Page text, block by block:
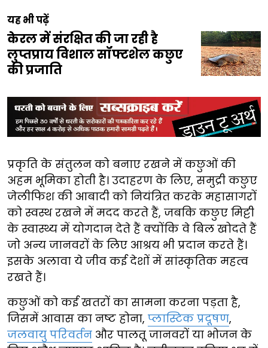
यह भी पढ़ें
केरल में संरक्षित की जा रही है
लुप्तप्राय विशाल सॉफ्टशेल कछुए
की प्रजाति
प्रकृति के संतुलन को बनाए रखने में कछुओं की
अहम भूमिका होती है। उदाहरण के लिए, समुद्री कछुए
जेलीफिश की आबादी को नियंत्रित करके महासागरों
को स्वस्थ रखने में मदद करते हैं, जबकि कछुए मिट्टी
के स्वास्थ्य में योगदान देते हैं क्योंकि वे बिल खोदते हैं
जो अन्य जानवरों के लिए आश्रय भी प्रदान करते हैं।
इसके अलावा ये जीव कई देशों में सांस्कृतिक महत्व
रखते हैं।
कछुओं को कई खतरों का सामना करना पड़ता है,
जिसमें आवास का नष्ट होना, प्लास्टिक प्रदूषण,
जलवायु परिवर्तन और पालतू जानवरों या भोजन के